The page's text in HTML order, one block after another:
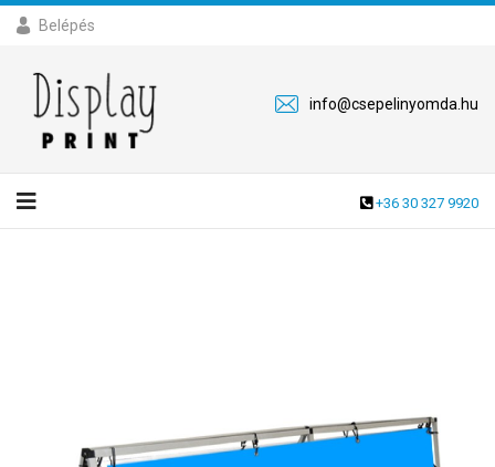
Belépés
info@csepelinyomda.hu
+36 30 327 9920